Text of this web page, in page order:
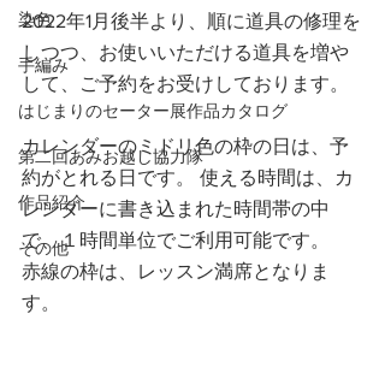
染色
手編み
はじまりのセーター展作品カタログ
第二回あみお越し協力隊
作品紹介
その他
2022年1月後半より、順に道具の修理を
しつつ、お使いいただける道具を増や
して、ご予約をお受けしております。
カレンダーのミドリ色の枠の日は、予
約がとれる日です。 使える時間は、カ
レンダーに書き込まれた時間帯の中
で、１時間単位でご利用可能です。
赤線の枠は、レッスン満席となりま
す。